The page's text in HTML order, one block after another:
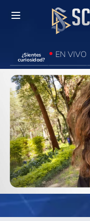
¿Sientes
curiosidad?
EN VIVO